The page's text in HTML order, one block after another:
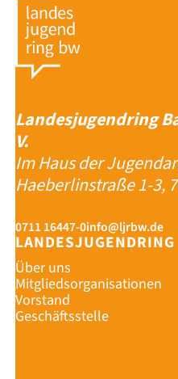
Landesjugendring
V.
Im Haus der
Haeberlinstraße 1-3,
0711 16447-0info@ljrbw.de
LANDESJUGENDRING
Über uns
Mitgliedsorganisationen
Vorstand
Geschäftsstelle